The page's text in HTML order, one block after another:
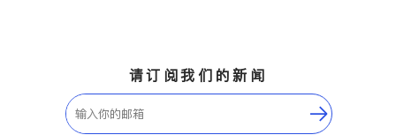
请订阅我们的新闻